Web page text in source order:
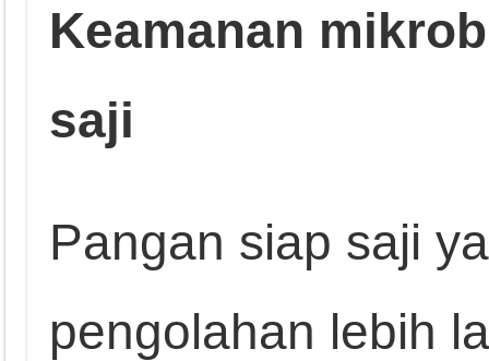
Keamanan
saji
Pangan siap saji
pengolahan lebih